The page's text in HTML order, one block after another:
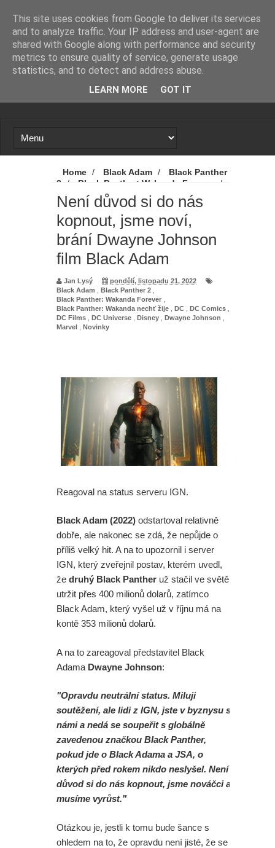
Loading...
Home / Black Adam /
Black Panther
2
/ Black Panther: Wakanda Forever
/
Black Panther: Wakanda nechť žije
DC / DC Comics / DC Films /
Universe / Disney /
Dwayne
Johnson / Marvel / Novinky
důvod si do nás kopnout, jsme noví, brání
Dwayne Johnson film Black Adam
Není důvod si do nás
kopnout, jsme noví,
brání Dwayne Johnson
film Black Adam
Jan Lysý
pondělí, listopadu 21, 2022
Black Adam
Black Panther 2
Black Panther: Wakanda Forever
Black Panther: Wakanda nechť žije
DC DC Comics
DC Films
DC Universe Disney Dwayne Johnson
Marvel
Novinky
Reagoval na status serveru IGN.
Black Adam (2022) odstartoval relativně
dobře, ale nakonec se zdá, že nepůjde o
příliš velký hit. A na to upozornil i server
IGN, který zveřejnil postav, kterém uvedl,
že druhý Black Panther už stačil ve světě
utržit přes 400 milionů dolarů, zatímco
Black Adam, který vyšel už v říjnu má na
kontě 353 milionů dolarů.
A na to zareagoval představitel Black
Adama Dwayne Johnson:
"Opravdu neutrální status. Miluji
soutěžení, ale lidi z IGN, jste v byznysu s
námi a nedá se soupeřit s globálně
zavedenou značkou Black Panther,
pokud jde o Black Adama a JSA, o
kterých před rokem nikdo neslyšel. Není
důvod si do nás kopnout, jsme nováčci a
musíme vyrůst."
Otázkou je, jestli k tomu bude šance s
ohledem na to, že opravdu není jisté, že se
This site uses cookies from Google to deliver its services
and to analyze traffic. Your IP address and user-agent are
shared with Google along with performance and security
metrics to ensure quality of service, generate usage
statistics, and to detect and address abuse.
LEARN MORE GOT IT